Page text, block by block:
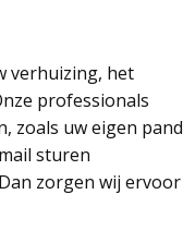
verhuizing, het
professionals
zoals uw eigen pand
sturen
zorgen wij ervoor